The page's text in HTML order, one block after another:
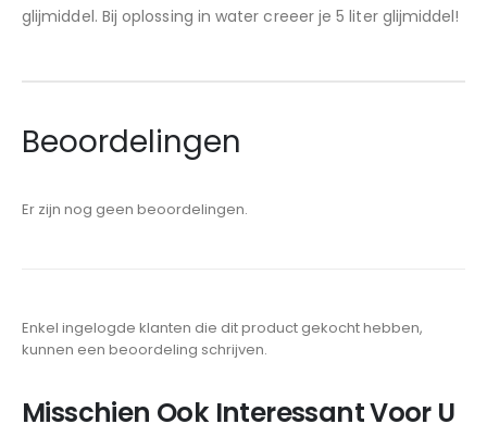
glijmiddel. Bij oplossing in water creeer je 5 liter glijmiddel!
Beoordelingen
Er zijn nog geen beoordelingen.
Enkel ingelogde klanten die dit product gekocht hebben,
kunnen een beoordeling schrijven.
Misschien Ook Interessant Voor U